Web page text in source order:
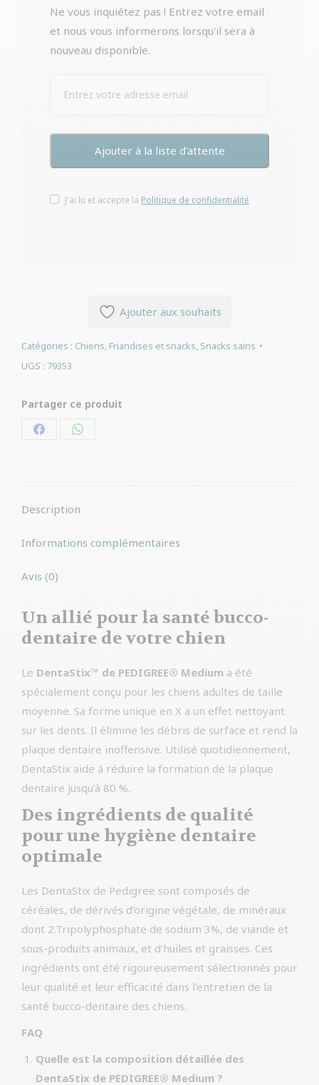
Ne vous inquiétez pas ! Entrez votre email
et nous vous informerons lorsqu'il sera à
nouveau disponible.
J'ai lu et accepte la Politique de confidentialité
Ajouter aux souhaits
Catégories : Chiens Friandises et snacks Snacks sains
UGS : 79353
Partager ce produit
PartagerPartager
Description
Informations complémentaires
Avis (0)
Un allié pour la santé bucco-
dentaire de votre chien
Le DentaStix™ de PEDIGREE® Medium a été
spécialement conçu pour les chiens adultes de taille
moyenne. Sa forme unique en X a un effet nettoyant
sur les dents. Il élimine les débris de surface et rend la
plaque dentaire inoffensive. Utilisé quotidiennement,
DentaStix aide à réduire la formation de la plaque
dentaire jusqu’à 80 %.
Des ingrédients de qualité
pour une hygiène dentaire
optimale
Les DentaStix de Pedigree sont composés de
céréales, de dérivés d’origine végétale, de minéraux
dont 2.Tripolyphosphate de sodium 3%, de viande et
sous-produits animaux, et d’huiles et graisses. Ces
ingrédients ont été rigoureusement sélectionnés pour
leur qualité et leur efficacité dans l’entretien de la
santé bucco-dentaire des chiens.
FAQ
Quelle est la composition détaillée des
DentaStix de PEDIGREE® Medium ?